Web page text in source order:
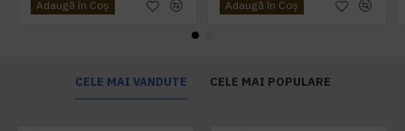
Adaugă în Coş Adaugă în Coş
CELE MAI VANDUTE CELE MAI POPULARE